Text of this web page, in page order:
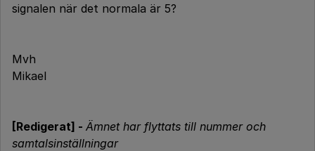
signalen när det normala är 5?
Mvh
Mikael
[Redigerat] - Ämnet har flyttats till nummer och
samtalsinställningar